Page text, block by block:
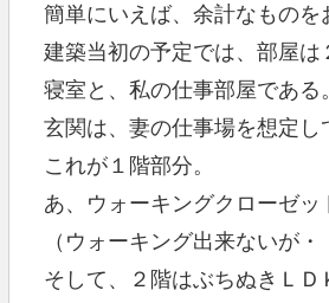
簡単にいえば、余計なものを
建築当初の予定では、部屋は
寝室と、私の仕事部屋である。
玄関は、妻の仕事場を想定し
これが１階部分。
あ、ウォーキングクローゼッ
（ウォーキング出来ないが・
そして、２階はぶちぬきＬＤ